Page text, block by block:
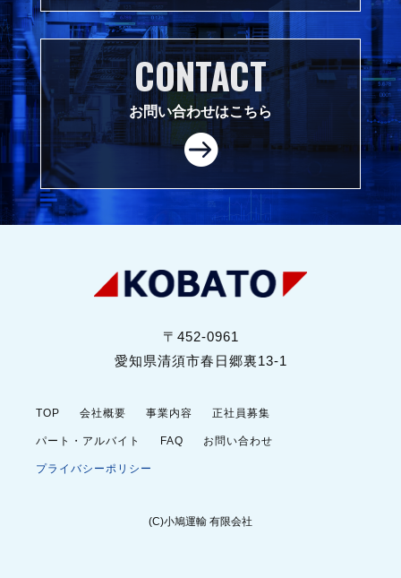
CONTACT
お問い合わせはこちら

〒452-0961
愛知県清須市春日郷裏13-1
TOP 会社概要 事業内容 正社員募集
パート・アルバイト FAQ お問い合わせ
プライバシーポリシー
(C)小鳩運輸 有限会社